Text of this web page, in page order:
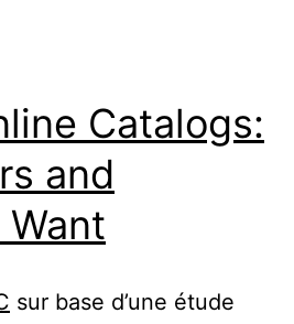
Catalogs:
and
sur base d’une étude